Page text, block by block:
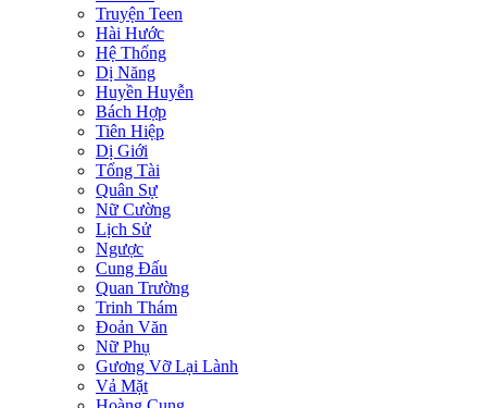
Truyện Teen
Hài Hước
Hệ Thống
Dị Năng
Huyền Huyễn
Bách Hợp
Tiên Hiệp
Dị Giới
Tổng Tài
Quân Sự
Nữ Cường
Lịch Sử
Ngược
Cung Đấu
Quan Trường
Trinh Thám
Đoản Văn
Nữ Phụ
Gương Vỡ Lại Lành
Vả Mặt